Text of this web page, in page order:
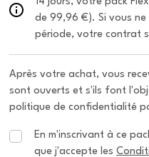
de 99,96 €). Si vous
période, votre contrat
Après votre achat, vous
sont ouverts et s'ils font
politique de confidentialité
En m'inscrivant à ce
que j'accepte les